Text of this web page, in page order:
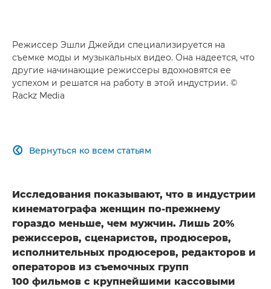
Режиссер Эшли Джейди специализируется на
съемке моды и музыкальных видео. Она надеется, что
другие начинающие режиссеры вдохновятся ее
успехом и решатся на работу в этой индустрии. ©
Rackz Media
Вернуться ко всем статьям

Исследования показывают, что в индустрии
кинематографа женщин по-прежнему
гораздо меньше, чем мужчин. Лишь 20%
режиссеров, сценаристов, продюсеров,
исполнительных продюсеров, редакторов и
операторов из съемочных групп
100 фильмов с крупнейшими кассовыми